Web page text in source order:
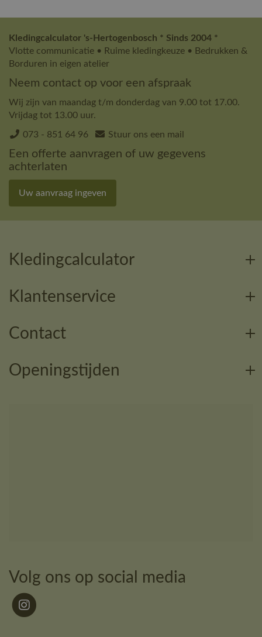
Kledingcalculator 's-Hertogenbosch * Sinds 2004 *
Vlotte communicatie • Ruime kledingkeuze • Bedrukken &
Borduren in eigen atelier
Neem contact op voor een afspraak
Wij zijn van maandag t/m donderdag van 9.00 tot 17.00.
Vrijdag tot 13.00 uur.
073 - 851 64 96 Stuur ons een mail
Een offerte aanvragen of uw gegevens
achterlaten
Uw aanvraag ingeven
Kledingcalculator
Klantenservice
Contact
Openingstijden
Volg ons op social media